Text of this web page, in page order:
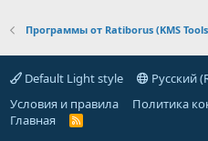
Программы от Ratiborus (KMS
Default Light style
Русский
Условия и правила
Политика
Главная
R